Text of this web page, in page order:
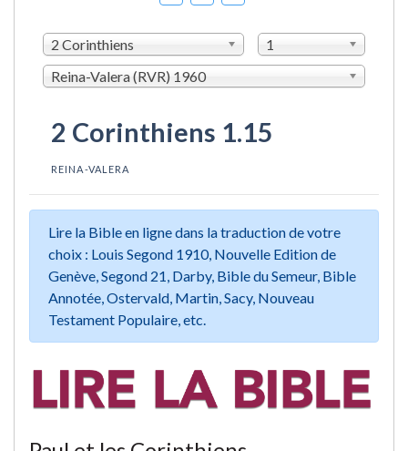
2 Corinthiens
1
Reina-Valera (RVR) 1960
2 Corinthiens 1.15
REINA-VALERA
Lire la Bible en ligne dans la traduction de votre
choix : Louis Segond 1910, Nouvelle Edition de
Genève, Segond 21, Darby, Bible du Semeur, Bible
Annotée, Ostervald, Martin, Sacy, Nouveau
Testament Populaire, etc.